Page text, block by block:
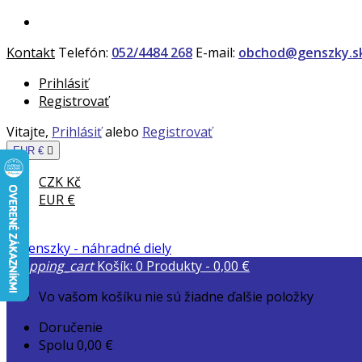
Kontakt Telefón: 052/4484 268 E-mail:
Prihlásiť
Registrovať
Vitajte, Prihlásiťalebo Registrovať
EUR € 
CZK Kč
EUR €
shopping_cart Košík: 0 Produkty - 0,00 €
Vo vašom košíku nie sú žiadne ďalšie položky
Doručenie
Spolu 0,00 €